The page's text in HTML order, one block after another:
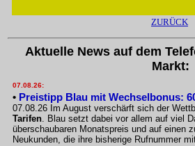
ZURÜCK
Aktuelle News auf dem
Markt:
07.08.26:
• Preistipp Blau mit Wechselbonus:
07.08.26 Im August verschärft sich der
Tarifen. Blau setzt dabei vor allem auf viel
überschaubaren Monatspreis und auf einen
Neukunden, die ihre bisherige Rufnummer